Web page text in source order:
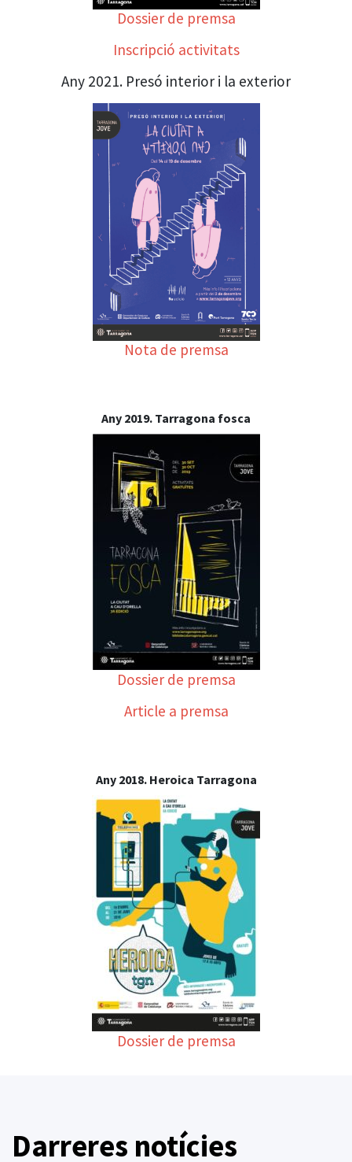
Dossier de premsa
Inscripció activitats
Any 2021. Presó interior i la exterior
Nota de premsa
Any 2019. Tarragona fosca
Dossier de premsa
Article a premsa
Any 2018. Heroica Tarragona
Dossier de premsa
Darreres notícies